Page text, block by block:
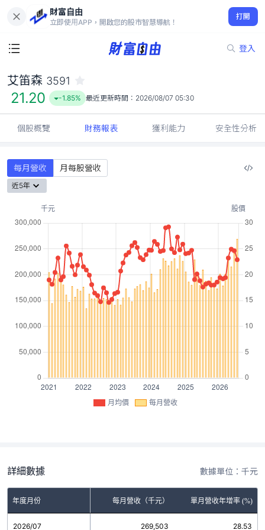
財富自由
立即使用APP，開啟您的股市智慧導航！
打開
登入
21.20
-1.85%
艾笛森 3591
21.20 -1.85% 最近更新時間： 2026/08/07 05:30
個股概覽 財務報表 獲利能力 安全性分析
每月營收 月每股營收
近5年
月均價 每月營收
詳細數據 數據單位：千元
年度月份 每月營收（千元） 單月營收年增率 (%)
2026/07 269,503 28.53